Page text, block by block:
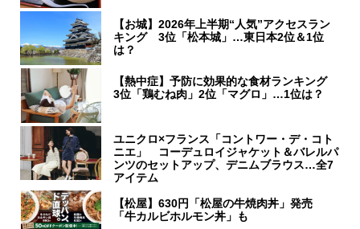
【お城】2026年上半期“人気”アクセスラン
キング 3位「松本城」…東日本2位＆1位
は？
【熱中症】予防に効果的な食材ランキング
3位「鶏むね肉」2位「マグロ」…1位は？
ユニクロ×フランス「コントワー・デ・コト
ニエ」 コーデュロイジャケット＆バレルパ
ンツのセットアップ、デニムブラウス…全7
アイテム
【松屋】630円「松屋の牛焼肉丼」発売
「牛カルビホルモン丼」も